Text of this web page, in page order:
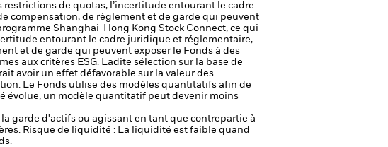
de quotas, l’incertitude entourant le cadre
compensation, de règlement et de garde qui peuvent
Shanghai-Hong Kong Stock Connect, ce qui
entourant le cadre juridique et réglementaire,
et de garde qui peuvent exposer le Fonds à des
aux critères ESG. Ladite sélection sur la base de
avoir un effet défavorable sur la valeur des
Le Fonds utilise des modèles quantitatifs afin de
évolue, un modèle quantitatif peut devenir moins
garde d'actifs ou agissant en tant que contrepartie à
Risque de liquidité : La liquidité est faible quand